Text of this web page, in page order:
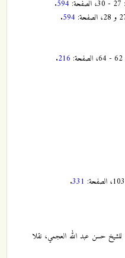
594
.
594
.
216
.
331
.
حسن عبد الله العجمي، نقلا